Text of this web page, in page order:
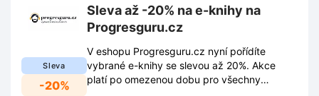
Sleva
-20%
Sleva až -20% na e-knihy na
Progresguru.cz
V eshopu Progresguru.cz nyní pořídíte
vybrané e-knihy se slevou až 20%. Akce
platí po omezenou dobu pro všechny